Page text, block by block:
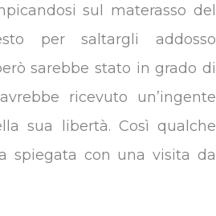
sul materasso del
per saltargli addosso
sarebbe stato in grado di
ricevuto un’ingente
sua libertà. Così qualche
spiegata con una visita da